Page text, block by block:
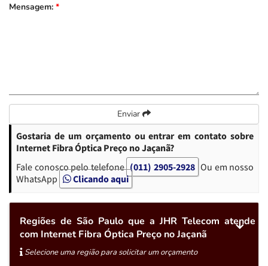
Mensagem: *
Enviar
Gostaria de um orçamento ou entrar em contato sobre
Internet Fibra Óptica Preço no Jaçanã?
Fale conosco pelo telefone (011) 2905-2928 Ou em nosso
WhatsApp
Clicando aqui
Regiões de São Paulo que a JHR Telecom atende
com Internet Fibra Óptica Preço no Jaçanã
Selecione uma região para solicitar um orçamento